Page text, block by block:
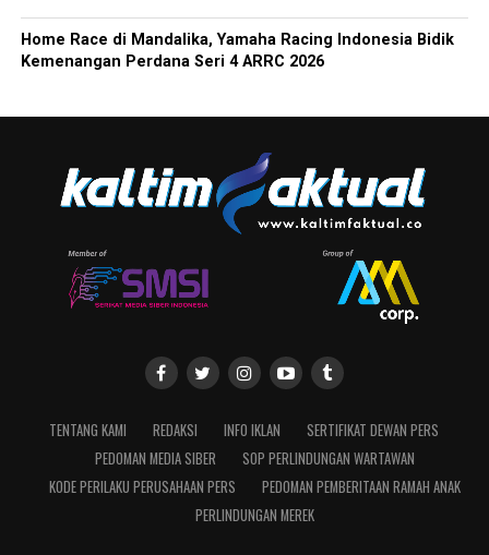
Home Race di Mandalika, Yamaha Racing Indonesia Bidik
Kemenangan Perdana Seri 4 ARRC 2026
TENTANG KAMI REDAKSI INFO IKLAN
SERTIFIKAT DEWAN PERS
PEDOMAN MEDIA SIBER
SOP PERLINDUNGAN WARTAWAN
KODE PERILAKU PERUSAHAAN PERS
PEDOMAN PEMBERITAAN RAMAH ANAK
PERLINDUNGAN MEREK